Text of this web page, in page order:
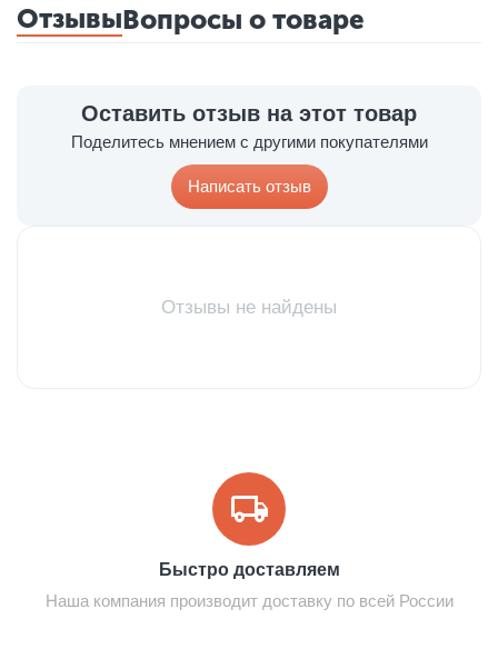
ОтзывыВопросы о товаре
Оставить отзыв на этот товар
Поделитесь мнением с другими покупателями
Написать отзыв
Отзывы не найдены
Быстро доставляем
Наша компания производит доставку по всей России